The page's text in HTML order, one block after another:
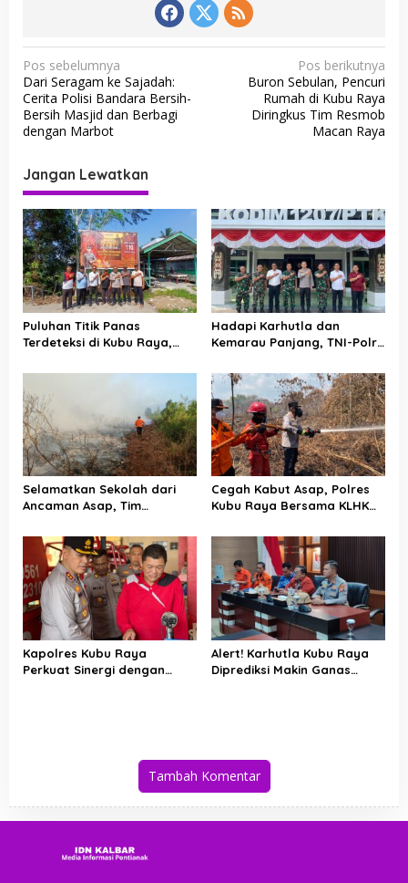
N
a
v
i
g
a
s
i
p
o
s
Pos sebelumnya
Dari Seragam ke Sajadah:
Cerita Polisi Bandara Bersih-
Bersih Masjid dan Berbagi
dengan Marbot
Pos berikutnya
Buron Sebulan, Pencuri
Rumah di Kubu Raya
Diringkus Tim Resmob
Macan Raya
Jangan Lewatkan
Puluhan Titik Panas
Terdeteksi di Kubu Raya,
Pencegahan Karhutla
Hadapi Karhutla dan
Kemarau Panjang, TNI-Polri
Raya
Selamatkan Sekolah dari
Ancaman Asap, Tim
Karhutla di Limbung Kubu
Raya
Cegah Kabut Asap, Polres
Kubu Raya Bersama KLHK
Titik Rawan Karhutla
Kapolres Kubu Raya
Perkuat Sinergi dengan
Alert! Karhutla Kubu Raya
Diprediksi Makin Ganas
Tambah Komentar